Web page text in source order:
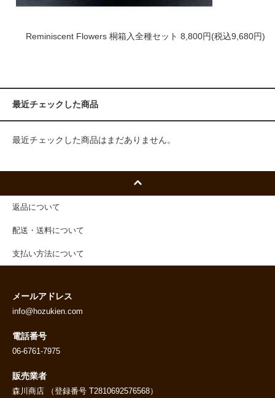
Reminiscent Flowers 桐箱入全種セット 8,800円(税込9,680円)
最近チェックした商品
最近チェックした商品はまだありません。
返品について
配送・送料について
支払い方法について
メールアドレス
info@hozukien.com
電話番号
06-6761-7975
販売業者
森川商店 （登録番号 T2810692576568）